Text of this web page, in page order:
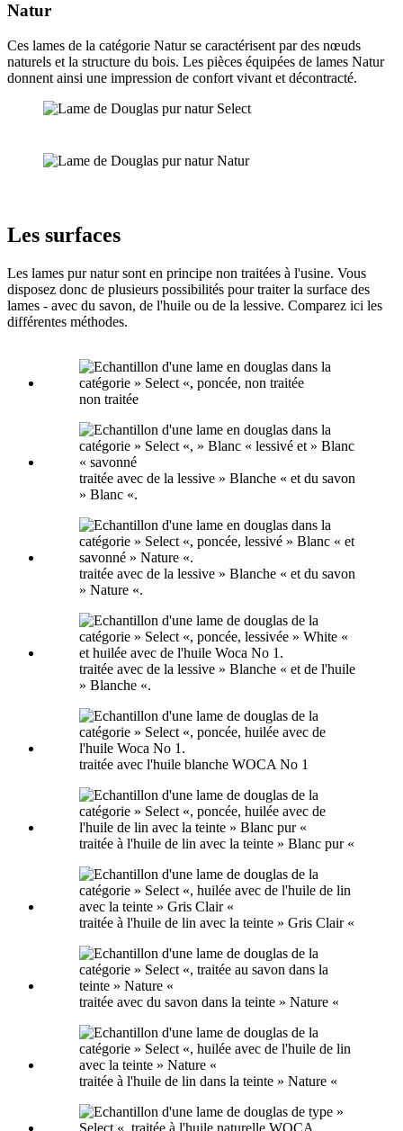
Natur
Ces lames de la catégorie Natur se caractérisent par des nœuds
naturels et la structure du bois. Les pièces équipées de lames Natur
donnent ainsi une impression de confort vivant et décontracté.
Les surfaces
Les lames pur natur sont en principe non traitées à l'usine. Vous
disposez donc de plusieurs possibilités pour traiter la surface des
lames - avec du savon, de l'huile ou de la lessive. Comparez ici les
différentes méthodes.
non traitée
traitée avec de la lessive » Blanche « et du savon
» Blanc «.
traitée avec de la lessive » Blanche « et du savon
» Nature «.
traitée avec de la lessive » Blanche « et de l'huile
» Blanche «.
traitée avec l'huile blanche WOCA No 1
traitée à l'huile de lin avec la teinte » Blanc pur «
traitée à l'huile de lin avec la teinte » Gris Clair «
traitée avec du savon dans la teinte » Nature «
traitée à l'huile de lin dans la teinte » Nature «